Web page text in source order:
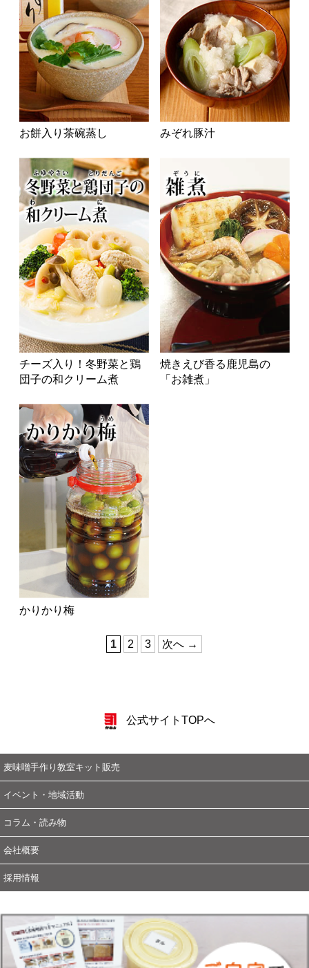
お餅入り茶碗蒸し みぞれ豚汁
チーズ入り！冬野菜と鶏
団子の和クリーム煮
焼きえび香る鹿児島の
「お雑煮」
かりかり梅
1 2 3 次へ →
公式サイトTOPへ
麦味噌手作り教室キット販売
イベント・地域活動
コラム・読み物
会社概要
採用情報